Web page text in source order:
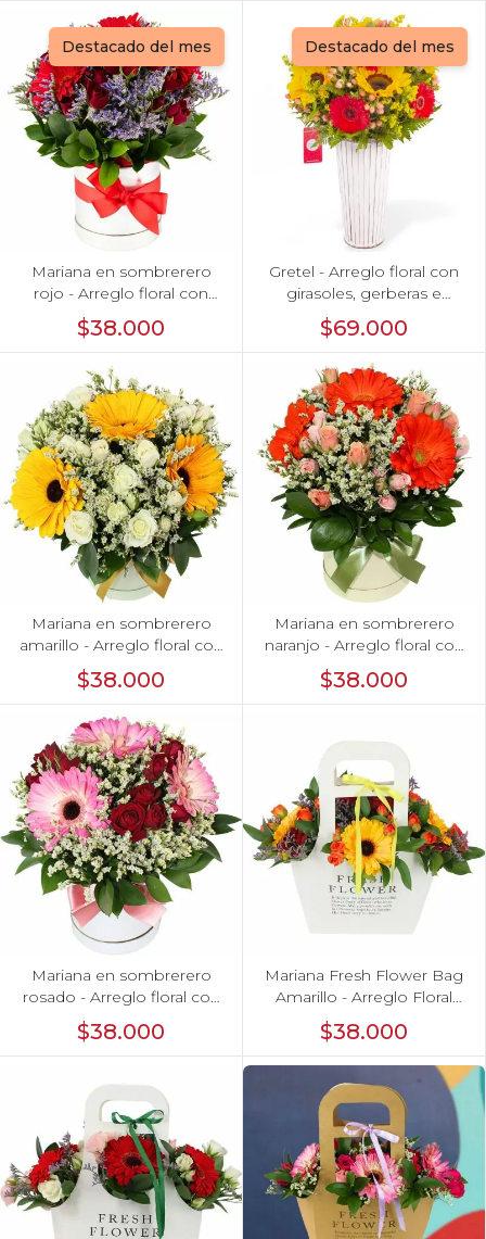
Destacado del mes
Mariana en sombrerero
rojo - Arreglo floral con
gerberas y minirosas rojo,
limonium
$38.000
Destacado del mes
Gretel - Arreglo floral con
girasoles, gerberas e
hypericum
$69.000
Mariana en sombrerero
amarillo - Arreglo floral con
gerberas amarillo,
minirosas y limonium
$38.000
Mariana en sombrerero
naranjo - Arreglo floral con
gerberas naranjo, minirosas
y limonium
$38.000
Mariana en sombrerero
rosado - Arreglo floral con
gerberas rosado, minirosas
y limonium
$38.000
Mariana Fresh Flower Bag
Amarillo - Arreglo Floral
con gerberas amarillo,
minirosas y limonium
$38.000